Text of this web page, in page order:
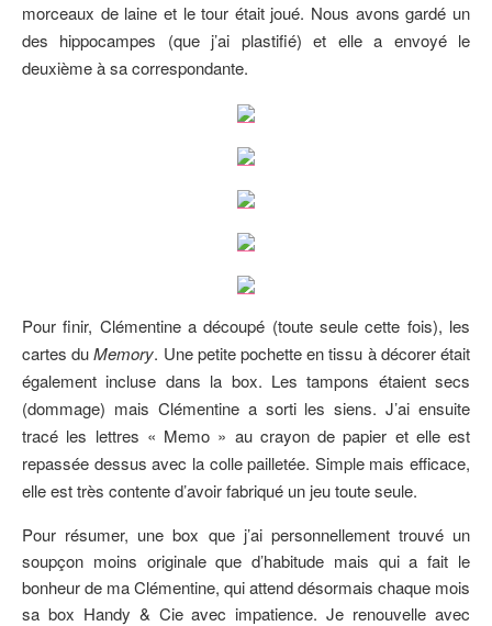
morceaux de laine et le tour était joué. Nous avons gardé un
des hippocampes (que j’ai plastifié) et elle a envoyé le
deuxième à sa correspondante.
Pour finir, Clémentine a découpé (toute seule cette fois), les
cartes duMemory. Une petite pochette en tissu à décorer était
également incluse dans la box. Les tampons étaient secs
(dommage) mais Clémentine a sorti les siens. J’ai ensuite
tracé les lettres « Memo » au crayon de papier et elle est
repassée dessus avec la colle pailletée. Simple mais efficace,
elle est très contente d’avoir fabriqué un jeu toute seule.
Pour résumer, une box que j’ai personnellement trouvé un
soupçon moins originale que d’habitude mais qui a fait le
bonheur de ma Clémentine, qui attend désormais chaque mois
sa box Handy & Cie avec impatience. Je renouvelle avec